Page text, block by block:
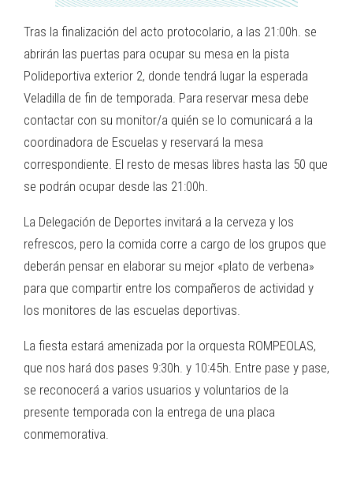
Tras la finalización del acto protocolario, a las 21:00h. se
abrirán las puertas para ocupar su mesa en la pista
Polideportiva exterior 2, donde tendrá lugar la esperada
Veladilla de fin de temporada. Para reservar mesa debe
contactar con su monitor/a quién se lo comunicará a la
coordinadora de Escuelas y reservará la mesa
correspondiente. El resto de mesas libres hasta las 50 que
se podrán ocupar desde las 21:00h.
La Delegación de Deportes invitará a la cerveza y los
refrescos, pero la comida corre a cargo de los grupos que
deberán pensar en elaborar su mejor «plato de verbena»
para que compartir entre los compañeros de actividad y
los monitores de las escuelas deportivas.
La fiesta estará amenizada por la orquesta ROMPEOLAS,
que nos hará dos pases 9:30h. y 10:45h. Entre pase y pase,
se reconocerá a varios usuarios y voluntarios de la
presente temporada con la entrega de una placa
conmemorativa.